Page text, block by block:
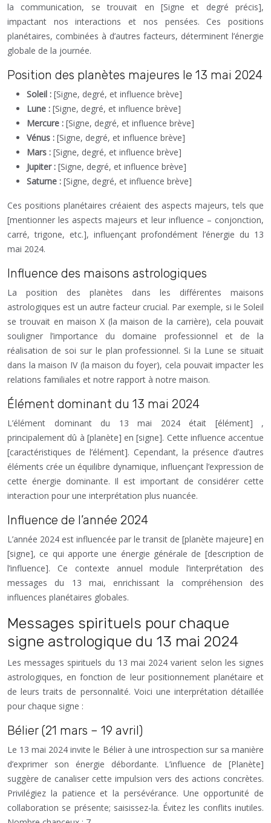
la communication, se trouvait en [Signe et degré précis],
impactant nos interactions et nos pensées. Ces positions
planétaires, combinées à d’autres facteurs, déterminent l’énergie
globale de la journée.
Position des planètes majeures le 13 mai 2024
Soleil : [Signe, degré, et influence brève]
Lune : [Signe, degré, et influence brève]
Mercure : [Signe, degré, et influence brève]
Vénus : [Signe, degré, et influence brève]
Mars : [Signe, degré, et influence brève]
Jupiter : [Signe, degré, et influence brève]
Saturne : [Signe, degré, et influence brève]
Ces positions planétaires créaient des aspects majeurs, tels que
[mentionner les aspects majeurs et leur influence – conjonction,
carré, trigone, etc.], influençant profondément l’énergie du 13
mai 2024.
Influence des maisons astrologiques
La position des planètes dans les différentes maisons
astrologiques est un autre facteur crucial. Par exemple, si le Soleil
se trouvait en maison X (la maison de la carrière), cela pouvait
souligner l’importance du domaine professionnel et de la
réalisation de soi sur le plan professionnel. Si la Lune se situait
dans la maison IV (la maison du foyer), cela pouvait impacter les
relations familiales et notre rapport à notre maison.
Élément dominant du 13 mai 2024
L’élément dominant du 13 mai 2024 était [élément] ,
principalement dû à [planète] en [signe]. Cette influence accentue
[caractéristiques de l’élément]. Cependant, la présence d’autres
éléments crée un équilibre dynamique, influençant l’expression de
cette énergie dominante. Il est important de considérer cette
interaction pour une interprétation plus nuancée.
Influence de l’année 2024
L’année 2024 est influencée par le transit de [planète majeure] en
[signe], ce qui apporte une énergie générale de [description de
l’influence]. Ce contexte annuel module l’interprétation des
messages du 13 mai, enrichissant la compréhension des
influences planétaires globales.
Messages spirituels pour chaque
signe astrologique du 13 mai 2024
Les messages spirituels du 13 mai 2024 varient selon les signes
astrologiques, en fonction de leur positionnement planétaire et
de leurs traits de personnalité. Voici une interprétation détaillée
pour chaque signe :
Bélier (21 mars – 19 avril)
Le 13 mai 2024 invite le Bélier à une introspection sur sa manière
d’exprimer son énergie débordante. L’influence de [Planète]
suggère de canaliser cette impulsion vers des actions concrètes.
Privilégiez la patience et la persévérance. Une opportunité de
collaboration se présente; saisissez-la. Évitez les conflits inutiles.